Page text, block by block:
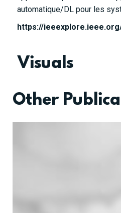
automatique/DL pour les
https://
Visuals
Other